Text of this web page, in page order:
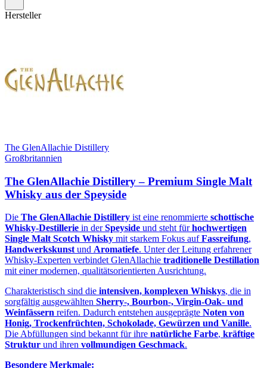
Hersteller
The GlenAllachie Distillery
Großbritannien
The GlenAllachie Distillery – Premium Single Malt
Whisky aus der Speyside
Die The GlenAllachie Distillery ist eine renommierte schottische
Whisky‑Destillerie in derSpeyside und steht fürhochwertigen
Single Malt Scotch Whisky mit starkem Fokus aufFassreifung,
Handwerkskunst und Aromatiefe. Unter der Leitung erfahrener
Whisky‑Experten verbindet GlenAllachie traditionelle Destillation
mit einer modernen, qualitätsorientierten Ausrichtung.
Charakteristisch sind die intensiven, komplexen Whiskys, die in
sorgfältig ausgewählten Sherry‑, Bourbon‑, Virgin‑Oak‑ und
Weinfässern reifen. Dadurch entstehen ausgeprägte Noten von
Honig, Trockenfrüchten, Schokolade, Gewürzen und Vanille.
Die Abfüllungen sind bekannt für ihre natürliche Farbe, kräftige
Struktur und ihren vollmundigen Geschmack.
Besondere Merkmale: